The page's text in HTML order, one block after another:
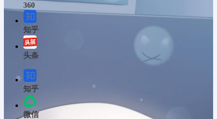
360
知乎
头条
知乎
微信